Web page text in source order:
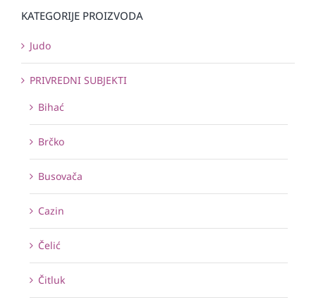
KATEGORIJE PROIZVODA
Judo
PRIVREDNI SUBJEKTI
Bihać
Brčko
Busovača
Cazin
Čelić
Čitluk